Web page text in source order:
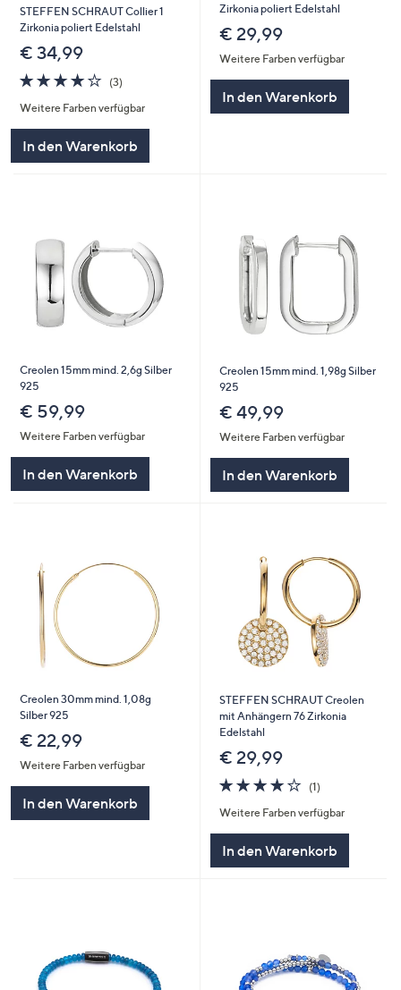
STEFFEN SCHRAUT Collier 1
Zirkonia poliert Edelstahl
€ 34,99
4.0
von
5
(3)3
Weitere Farben verfügbar
In den Warenkorb
Zirkonia poliert Edelstahl
€ 29,99
Weitere Farben verfügbar
In den Warenkorb
Creolen 15mm mind. 2,6g Silber
925
€ 59,99
Weitere Farben verfügbar
In den Warenkorb
Creolen 15mm mind. 1,98g Silber
925
€ 49,99
Weitere Farben verfügbar
In den Warenkorb
Creolen 30mm mind. 1,08g
Silber 925
€ 22,99
Weitere Farben verfügbar
In den Warenkorb
STEFFEN SCHRAUT Creolen
mit Anhängern 76 Zirkonia
Edelstahl
€ 29,99
4.0
von
5
(1)1
Weitere Farben verfügbar
In den Warenkorb